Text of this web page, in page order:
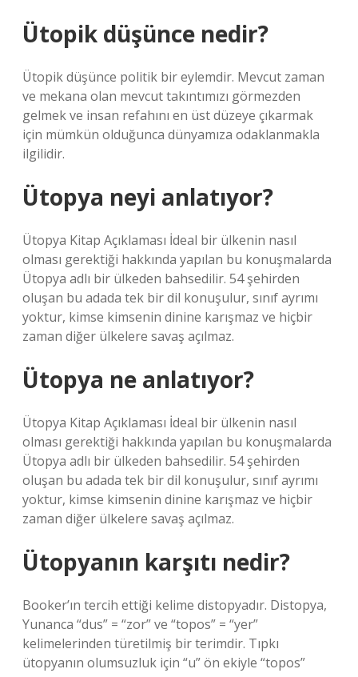
Ütopik düşünce nedir?
Ütopik düşünce politik bir eylemdir. Mevcut zaman
ve mekana olan mevcut takıntımızı görmezden
gelmek ve insan refahını en üst düzeye çıkarmak
için mümkün olduğunca dünyamıza odaklanmakla
ilgilidir.
Ütopya neyi anlatıyor?
Ütopya Kitap Açıklaması İdeal bir ülkenin nasıl
olması gerektiği hakkında yapılan bu konuşmalarda
Ütopya adlı bir ülkeden bahsedilir. 54 şehirden
oluşan bu adada tek bir dil konuşulur, sınıf ayrımı
yoktur, kimse kimsenin dinine karışmaz ve hiçbir
zaman diğer ülkelere savaş açılmaz.
Ütopya ne anlatıyor?
Ütopya Kitap Açıklaması İdeal bir ülkenin nasıl
olması gerektiği hakkında yapılan bu konuşmalarda
Ütopya adlı bir ülkeden bahsedilir. 54 şehirden
oluşan bu adada tek bir dil konuşulur, sınıf ayrımı
yoktur, kimse kimsenin dinine karışmaz ve hiçbir
zaman diğer ülkelere savaş açılmaz.
Ütopyanın karşıtı nedir?
Booker’ın tercih ettiği kelime distopyadır. Distopya,
Yunanca “dus” = “zor” ve “topos” = “yer”
kelimelerinden türetilmiş bir terimdir. Tıpkı
ütopyanın olumsuzluk için “u” ön ekiyle “topos”